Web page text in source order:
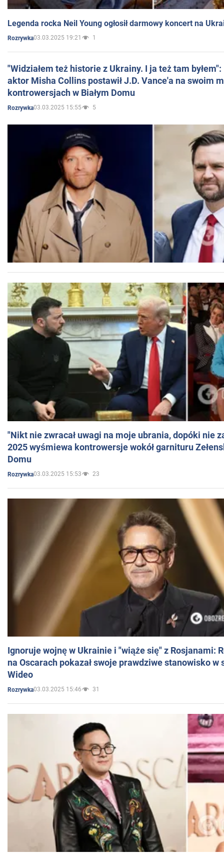
Legenda rocka Neil Young ogłosił darmowy koncert na
Rozrywka03.03.2025 19:21 1
"Widziałem też historie z Ukrainy. I ja też tam
aktor Misha Collins postawił J.D. Vance'a na swoim
kontrowersjach w Białym Domu
Rozrywka03.03.2025 15:55 5
"Nikt nie zwracał uwagi na moje ubrania, dopóki nie
2025 wyśmiewa kontrowersje wokół garnituru
Domu
Rozrywka03.03.2025 15:53 23
Ignoruje wojnę w Ukrainie i "wiąże się" z Rosjanami:
na Oscarach pokazał swoje prawdziwe stanowisko w
Wideo
Rozrywka03.03.2025 15:46 31